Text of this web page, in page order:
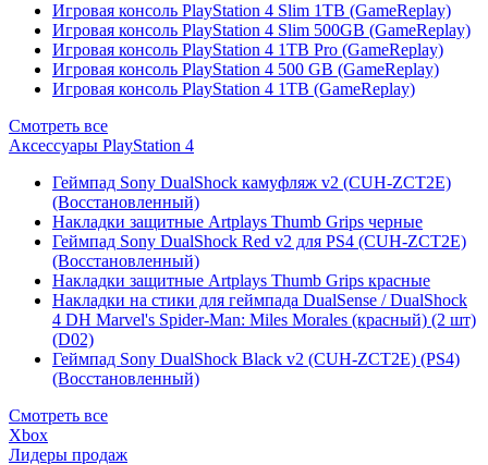
Игровая консоль PlayStation 4 Slim 1TB (GameReplay)
Игровая консоль PlayStation 4 Slim 500GB (GameReplay)
Игровая консоль PlayStation 4 1TB Pro (GameReplay)
Игровая консоль PlayStation 4 500 GB (GameReplay)
Игровая консоль PlayStation 4 1TB (GameReplay)
Смотреть все
Аксессуары PlayStation 4
Геймпад Sony DualShock камуфляж v2 (CUH-ZCT2E)
(Восстановленный)
Накладки защитные Artplays Thumb Grips черные
Геймпад Sony DualShock Red v2 для PS4 (CUH-ZCT2E)
(Восстановленный)
Накладки защитные Artplays Thumb Grips красные
Накладки на стики для геймпада DualSense / DualShock
4 DH Marvel's Spider-Man: Miles Morales (красный) (2 шт)
(D02)
Геймпад Sony DualShock Black v2 (CUH-ZCT2E) (PS4)
(Восстановленный)
Смотреть все
Xbox
Лидеры продаж